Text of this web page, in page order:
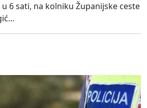
6 sati, na kolniku Županijske ceste